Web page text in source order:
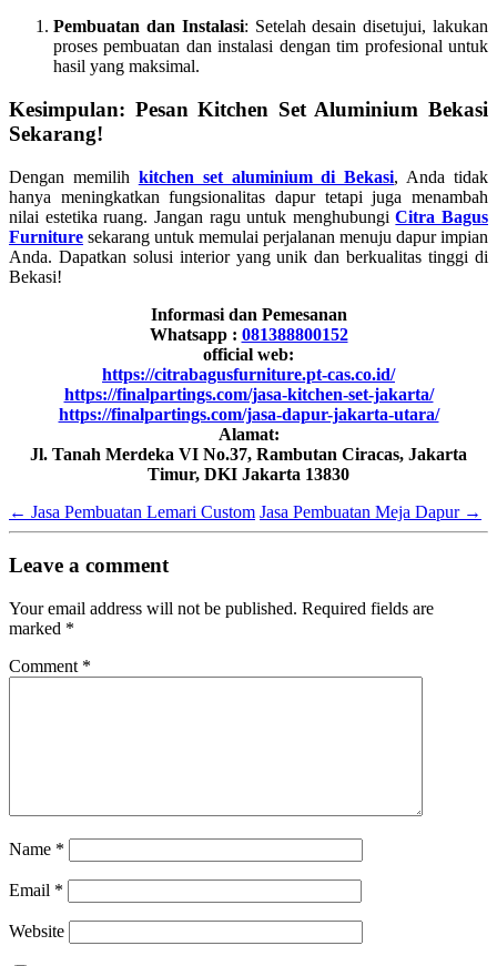
Pembuatan dan Instalasi: Setelah desain disetujui, lakukan
proses pembuatan dan instalasi dengan tim profesional untuk
hasil yang maksimal.
Kesimpulan: Pesan Kitchen Set Aluminium Bekasi
Sekarang!
Dengan memilih kitchen set aluminium di Bekasi, Anda tidak
hanya meningkatkan fungsionalitas dapur tetapi juga menambah
nilai estetika ruang. Jangan ragu untuk menghubungi Citra Bagus
Furniture sekarang untuk memulai perjalanan menuju dapur impian
Anda. Dapatkan solusi interior yang unik dan berkualitas tinggi di
Bekasi!
Informasi dan Pemesanan
Whatsapp : 081388800152
official web:
https://citrabagusfurniture.pt-cas.co.id/
https://finalpartings.com/jasa-kitchen-set-jakarta/
https://finalpartings.com/jasa-dapur-jakarta-utara/
Alamat:
Jl. Tanah Merdeka VI No.37, Rambutan Ciracas, Jakarta
Timur, DKI Jakarta 13830
← Jasa Pembuatan Lemari Custom Jasa Pembuatan Meja Dapur →
Leave a comment
Your email address will not be published. Required fields are
marked *
Comment *
Name *
Email *
Website